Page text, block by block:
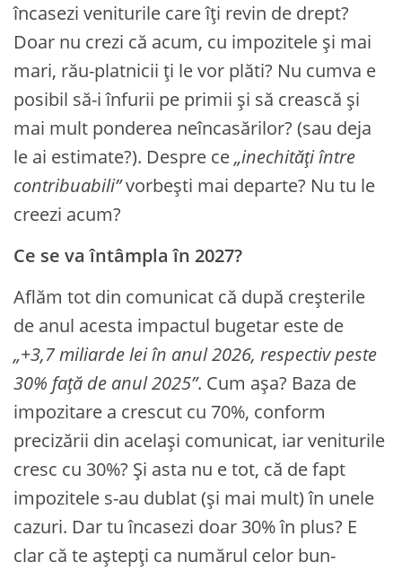
încasezi veniturile care îți revin de drept?
Doar nu crezi că acum, cu impozitele și mai
mari, rău-platnicii ți le vor plăti? Nu cumva e
posibil să-i înfurii pe primii și să crească și
mai mult ponderea neîncasărilor? (sau deja
le ai estimate?). Despre ce„inechități între
contribuabili”vorbești mai departe? Nu tu le
creezi acum?
Ce se va întâmpla în 2027?
Aflăm tot din comunicat că după creșterile
de anul acesta impactul bugetar este de
„+3,7 miliarde lei în anul 2026, respectiv peste
30% față de anul 2025”. Cum așa? Baza de
impozitare a crescut cu 70%, conform
precizării din același comunicat, iar veniturile
cresc cu 30%? Și asta nu e tot, că de fapt
impozitele s-au dublat (și mai mult) în unele
cazuri. Dar tu încasezi doar 30% în plus? E
clar că te aștepți ca numărul celor bun-